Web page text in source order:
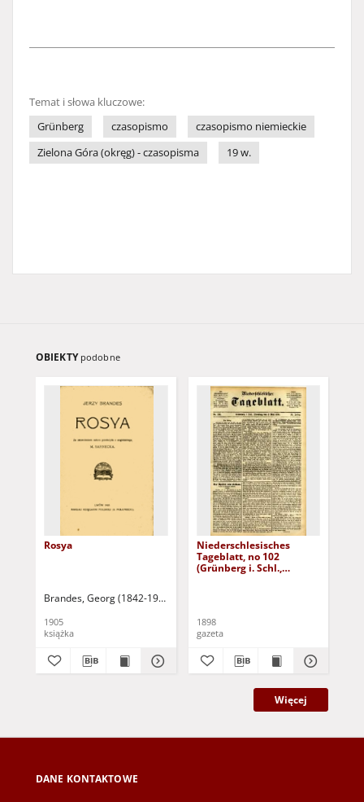
Temat i słowa kluczowe:
Grünberg
czasopismo
czasopismo niemieckie
Zielona Góra (okręg) - czasopisma
19 w.
OBIEKTY podobne
Rosya
Brandes, Georg (1842-1927)
1905
książka
Niederschlesisches
Tageblatt, no 102
(Grünberg i. Schl.,
1898
gazeta
Więcej
DANE KONTAKTOWE